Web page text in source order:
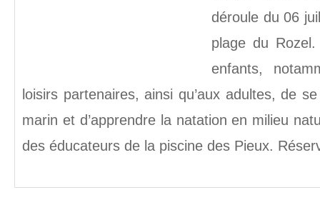
déroule du 06
plage du
enfants,
loisirs partenaires, ainsi qu’aux adultes, de
marin et d’apprendre la natation en milieu
des éducateurs de la piscine des Pieux.